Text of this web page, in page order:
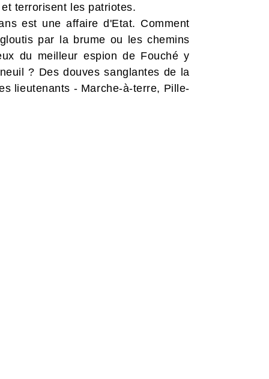
terrorisent les patriotes.
est une affaire d'Etat. Comment
par la brume ou les chemins
du meilleur espion de Fouché y
? Des douves sanglantes de la
lieutenants - Marche-à-terre, Pille-